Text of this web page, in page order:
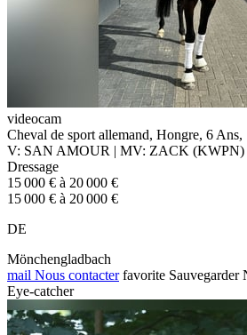
videocam
Cheval de sport allemand, Hongre, 6
V: SAN AMOUR | MV: ZACK (KWPN)
Dressage
15 000 € à 20 000 €
15 000 € à 20 000 €
DE
Mönchengladbach
mail Nous contacter favorite Sauvegarder
Eye-catcher